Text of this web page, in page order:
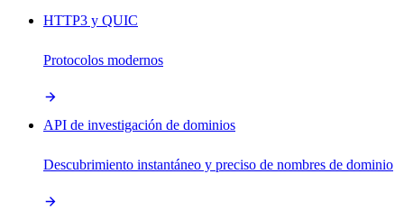
HTTP3 y QUIC
Protocolos modernos
API de investigación de dominios
Descubrimiento instantáneo y preciso de nombres de dominio